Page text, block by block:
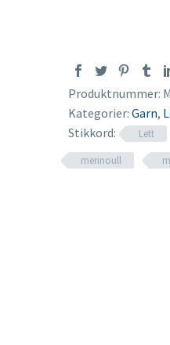
Produktnummer:
Kategorier: Garn,
Stikkord:
Lett
merinoull